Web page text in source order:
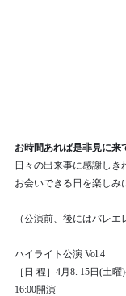
お時間あれば是非見に来
日々の出来事に感謝しき
お会いできる日を楽しみ
（公演前、後にはバレエ
ハイライト公演 Vol.4
［日 程］4月8. 15日(土
16:00開演